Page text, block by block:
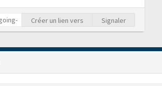
Créer un lien vers Signaler